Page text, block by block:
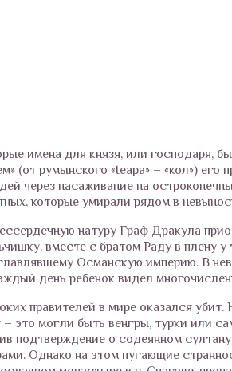
имена для князя, или господаря,
(от румынского «teapa» – «кол»)
через насаживание на
которые умирали рядом в
натуру Граф Дракула
вместе с братом Раду в плену
Османскую империю. В
день ребенок видел
правителей в мире оказался
это могли быть венгры, турки или
подтверждение о содеянном
Однако на этом пугающие